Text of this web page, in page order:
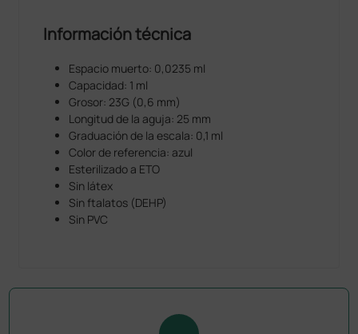
Información técnica
Espacio muerto: 0,0235 ml
Capacidad: 1 ml
Grosor: 23G (0,6 mm)
Longitud de la aguja: 25 mm
Graduación de la escala: 0,1 ml
Color de referencia: azul
Esterilizado a ETO
Sin látex
Sin ftalatos (DEHP)
Sin PVC